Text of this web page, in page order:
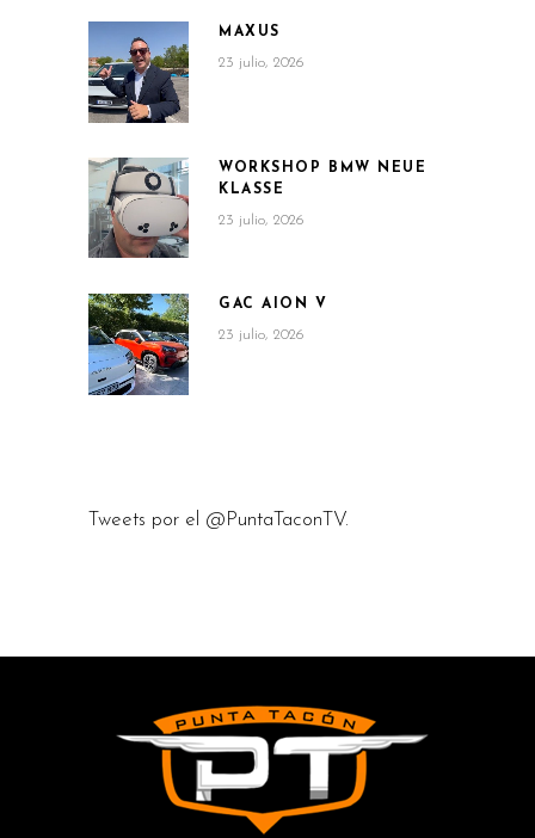
MAXUS
23 julio, 2026
WORKSHOP BMW NEUE
KLASSE
23 julio, 2026
GAC AION V
23 julio, 2026
Tweets por el @PuntaTaconTV.